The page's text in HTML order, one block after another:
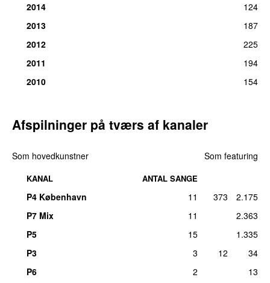
2014
124
2013
187
2012
225
2011
194
2010
154
Afspilninger på tværs af kanaler
Som hovedkunstner Som featuring
KANAL ANTAL SANGE
P4 København 11 373
2.175
P7 Mix
11
2.363
P5
15
1.335
P3
3 12
34
P6
2
13